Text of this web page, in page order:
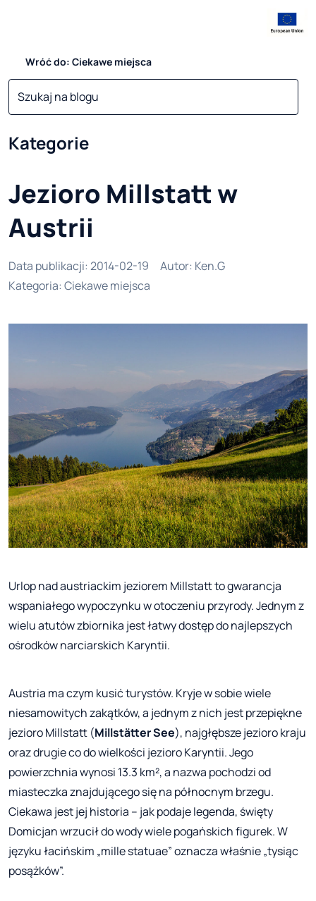
Wróć do: Ciekawe miejsca
Kategorie
Jezioro Millstatt w
Austrii
Data publikacji: 2014-02-19 Autor: Ken.G
Kategoria: Ciekawe miejsca
Urlop nad austriackim jeziorem Millstatt to gwarancja
wspaniałego wypoczynku w otoczeniu przyrody. Jednym z
wielu atutów zbiornika jest łatwy dostęp do najlepszych
ośrodków narciarskich Karyntii.
Austria ma czym kusić turystów. Kryje w sobie wiele
niesamowitych zakątków, a jednym z nich jest przepiękne
jezioro Millstatt (Millstätter See), najgłębsze jezioro kraju
oraz drugie co do wielkości jezioro Karyntii. Jego
powierzchnia wynosi 13.3 km², a nazwa pochodzi od
miasteczka znajdującego się na północnym brzegu.
Ciekawa jest jej historia – jak podaje legenda, święty
Domicjan wrzucił do wody wiele pogańskich figurek. W
języku łacińskim „mille statuae” oznacza właśnie „tysiąc
posążków”.